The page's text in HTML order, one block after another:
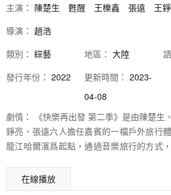
主演： 陳楚生 甦醒 王櫟鑫 張遠
王
導演： 趙浩
類別： 綜藝 地區： 大陸
發行年份： 2022 更新時間： 2023-
04-08
劇情：
《快樂再出發 第二季》是由陳楚生
錚亮、張遠六人擔任嘉賓的一檔戶外旅行
龍江哈爾濱爲起點，通過音樂旅行的方式
創作靈感。
在線播放